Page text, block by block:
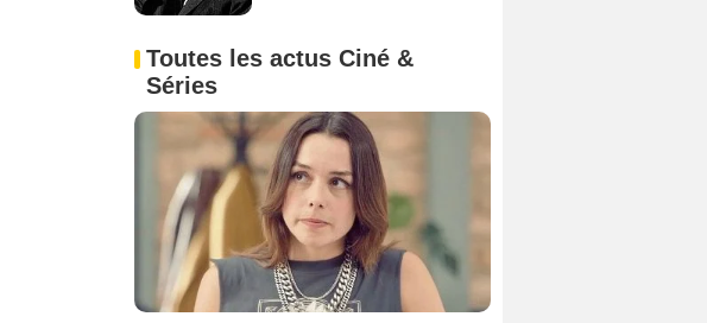
Toutes les actus Ciné &
Séries